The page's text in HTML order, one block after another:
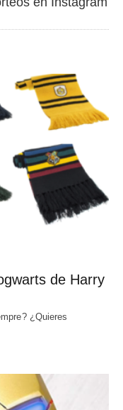
de Harry
¿Quieres